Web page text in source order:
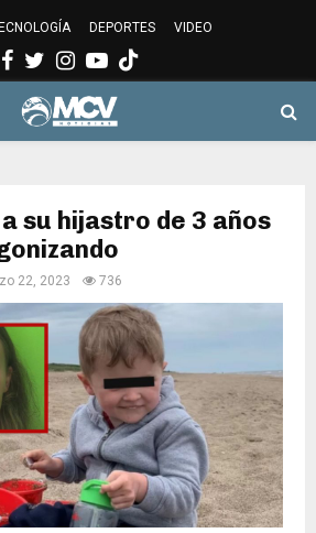
DEPORTES VIDEO
Facebook
Twitter
Instagram
Youtube
su hijastro de 3 años
22, 2023 736